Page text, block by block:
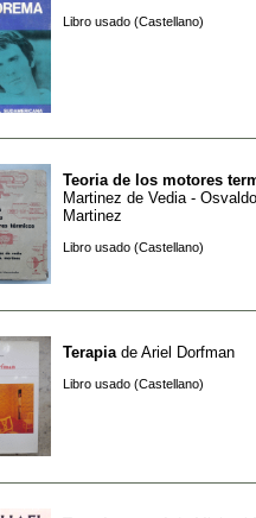
Libro usado (Castellano)
Teoria de los motores
Martinez de Vedia -
Martinez
Libro usado (Castellano)
Terapia de Ariel Dorfman
Libro usado (Castellano)